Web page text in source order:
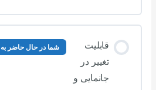
قابلیت
تغییر در
جانمایی و
شما در حال حاضر به